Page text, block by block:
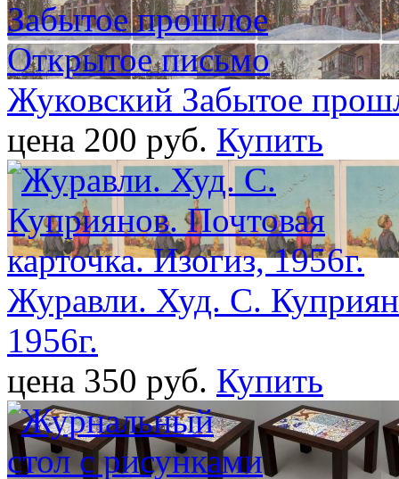
Жуковский Забытое
цена 200 pуб. Купить
Журавли. Худ. С.
1956г.
цена 350 pуб. Купить